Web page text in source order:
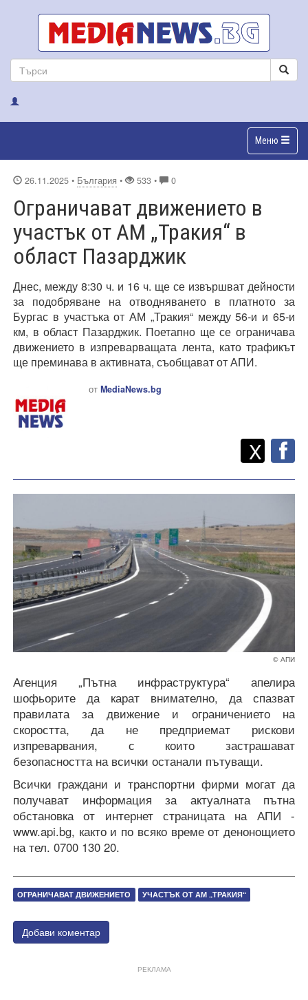
Меню
26.11.2025 • България • 533 • 0
Ограничават движението в
участък от АМ „Тракия“ в
област Пазарджик
Днес, между 8:30 ч. и 16 ч. ще се извършват дейности
за подобряване на отводняването в платното за
Бургас в участъка от АМ „Тракия“ между 56-и и 65-и
км, в област Пазарджик. Поетапно ще се ограничава
движението в изпреварващата лента, като трафикът
ще преминава в активната, съобщават от АПИ.
от MediaNews.bg
Споделете
X
© АПИ
Агенция „Пътна инфраструктура“ апелира
шофьорите да карат внимателно, да спазват
правилата за движение и ограничението на
скоростта, да не предприемат рискови
изпреварвания, с които застрашават
безопасността на всички останали пътуващи.
Всички граждани и транспортни фирми могат да
получават информация за актуалната пътна
обстановка от интернет страницата на АПИ -
www.api.bg, както и по всяко време от денонощието
на тел. 0700 130 20.
ОГРАНИЧАВАТ ДВИЖЕНИЕТО УЧАСТЪК ОТ АМ „ТРАКИЯ“
Добави коментар
РЕКЛАМА